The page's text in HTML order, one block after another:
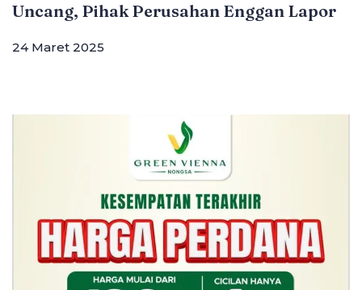
Uncang, Pihak Perusahan Enggan Lapor
24 Maret 2025